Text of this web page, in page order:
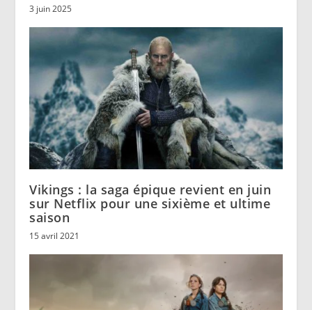
3 juin 2025
Vikings : la saga épique revient en juin
sur Netflix pour une sixième et ultime
saison
15 avril 2021